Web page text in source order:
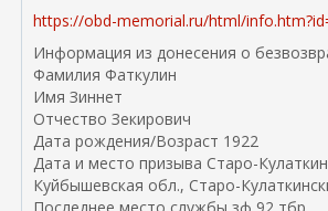
https://obd-memorial.ru/html/
Информация из донесения о
Фамилия Фаткулин
Имя Зиннет
Отчество Зекирович
Дата рождения/Возраст 1922
Дата и место призыва Старо-
Куйбышевская обл., Старо-